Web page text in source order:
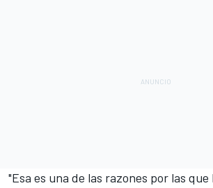
"Esa es una de las razones por las